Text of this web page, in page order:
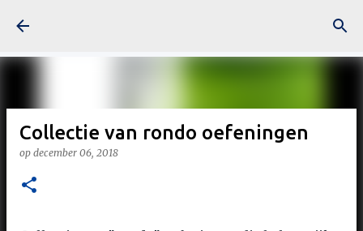
Collectie van rondo oefeningen
op december 06, 2018